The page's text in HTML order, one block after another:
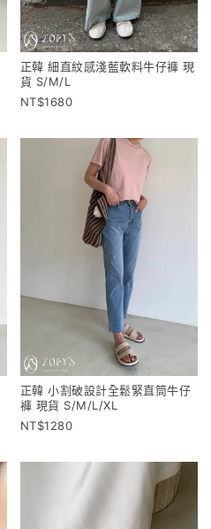
正韓 細直紋感淺藍軟料牛仔褲 現
貨 S/M/L
1680
正韓 小割破設計全鬆緊直筒牛仔
褲 現貨 S/M/L/XL
1280